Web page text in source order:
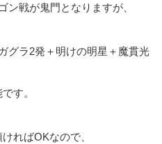
ン戦が鬼門となりますが、
グラ2発＋明けの明星＋魔貫光
す。
ればOKなので、